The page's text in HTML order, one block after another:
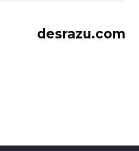
desrazu.com